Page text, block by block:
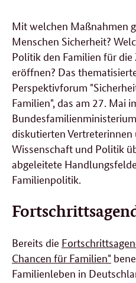
Mit welchen Maßnahmen
Menschen Sicherheit?
Politik den Familien für
eröffnen? Das
Perspektivforum
Familien", das am 27. Mai
diskutierten Vertreterinnen
Wissenschaft und Politik
abgeleitete
Familienpolitik.
Bereits die
Chancen für Familien"
Familienleben in